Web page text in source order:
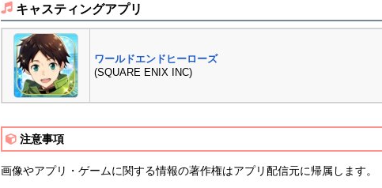
キャスティングアプリ
ワールドエンドヒーローズ
(SQUARE ENIX INC)
注意事項
画像やアプリ・ゲームに関する情報の著作権はアプリ配信元に帰属します。